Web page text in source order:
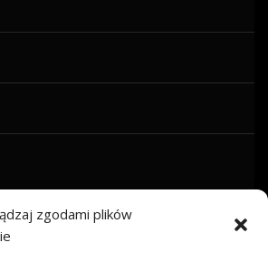
zgodami plików